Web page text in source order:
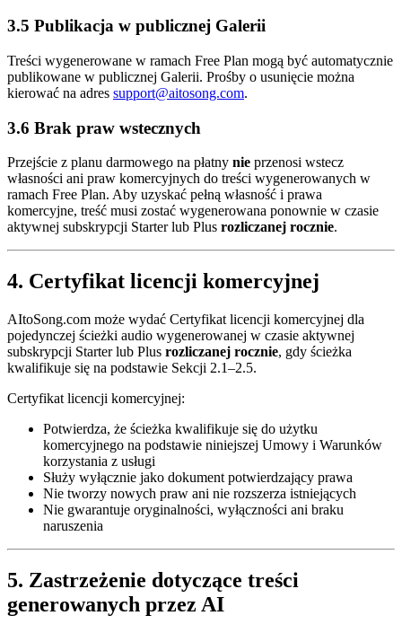
3.5 Publikacja w publicznej Galerii
Treści wygenerowane w ramach Free Plan mogą być automatycznie
publikowane w publicznej Galerii. Prośby o usunięcie można
kierować na adres support@aitosong.com.
3.6 Brak praw wstecznych
Przejście z planu darmowego na płatny nie przenosi wstecz
własności ani praw komercyjnych do treści wygenerowanych w
ramach Free Plan. Aby uzyskać pełną własność i prawa
komercyjne, treść musi zostać wygenerowana ponownie w czasie
aktywnej subskrypcji Starter lub Plus rozliczanej rocznie.
4. Certyfikat licencji komercyjnej
AItoSong.com może wydać Certyfikat licencji komercyjnej dla
pojedynczej ścieżki audio wygenerowanej w czasie aktywnej
subskrypcji Starter lub Plus rozliczanej rocznie, gdy ścieżka
kwalifikuje się na podstawie Sekcji 2.1–2.5.
Certyfikat licencji komercyjnej:
Potwierdza, że ścieżka kwalifikuje się do użytku
komercyjnego na podstawie niniejszej Umowy i Warunków
korzystania z usługi
Służy wyłącznie jako dokument potwierdzający prawa
Nie tworzy nowych praw ani nie rozszerza istniejących
Nie gwarantuje oryginalności, wyłączności ani braku
naruszenia
5. Zastrzeżenie dotyczące treści
generowanych przez AI